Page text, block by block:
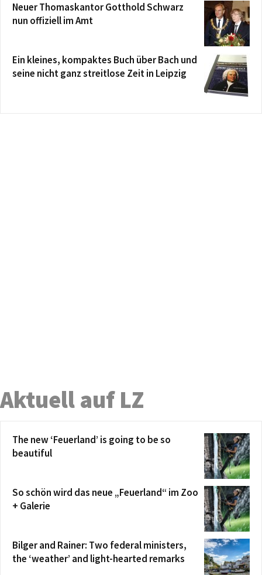
Neuer Thomaskantor Gotthold Schwarz
nun offiziell im Amt
Ein kleines, kompaktes Buch über Bach und
seine nicht ganz streitlose Zeit in Leipzig
Aktuell auf LZ
The new ‘Feuerland’ is going to be so
beautiful
So schön wird das neue „Feuerland“ im Zoo
+ Galerie
Bilger and Rainer: Two federal ministers,
the ‘weather’ and light-hearted remarks